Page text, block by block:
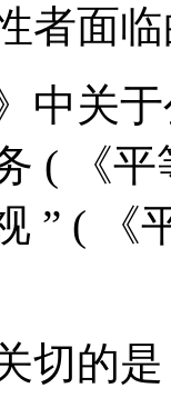
者面
中关
( 《
” ( 《
切的